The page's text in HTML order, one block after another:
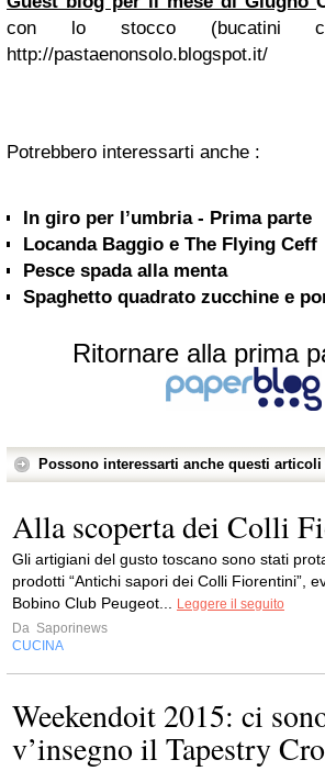
con lo stocco (bucatini
http://pastaenonsolo.blogspot.it/
Potrebbero interessarti anche :
In giro per l’umbria - Prima parte
Locanda Baggio e The Flying Ceff
Pesce spada alla menta
Spaghetto quadrato zucchine e
Ritornare alla prima
Possono interessarti anche questi articoli
Alla scoperta dei Colli
Gli artigiani del gusto toscano sono stati
prodotti “Antichi sapori dei Colli Fiorentini”,
Bobino Club Peugeot...
Leggere il seguito
Da Saporinews
CUCINA
Weekendoit 2015: ci
v’insegno il Tapestry